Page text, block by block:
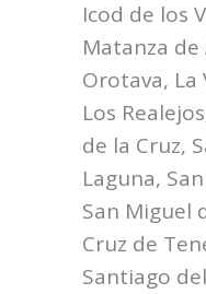
Icod de los
Matanza de
Orotava, La
Los
de la Cruz,
Laguna,
San Miguel
Cruz de
Santiago